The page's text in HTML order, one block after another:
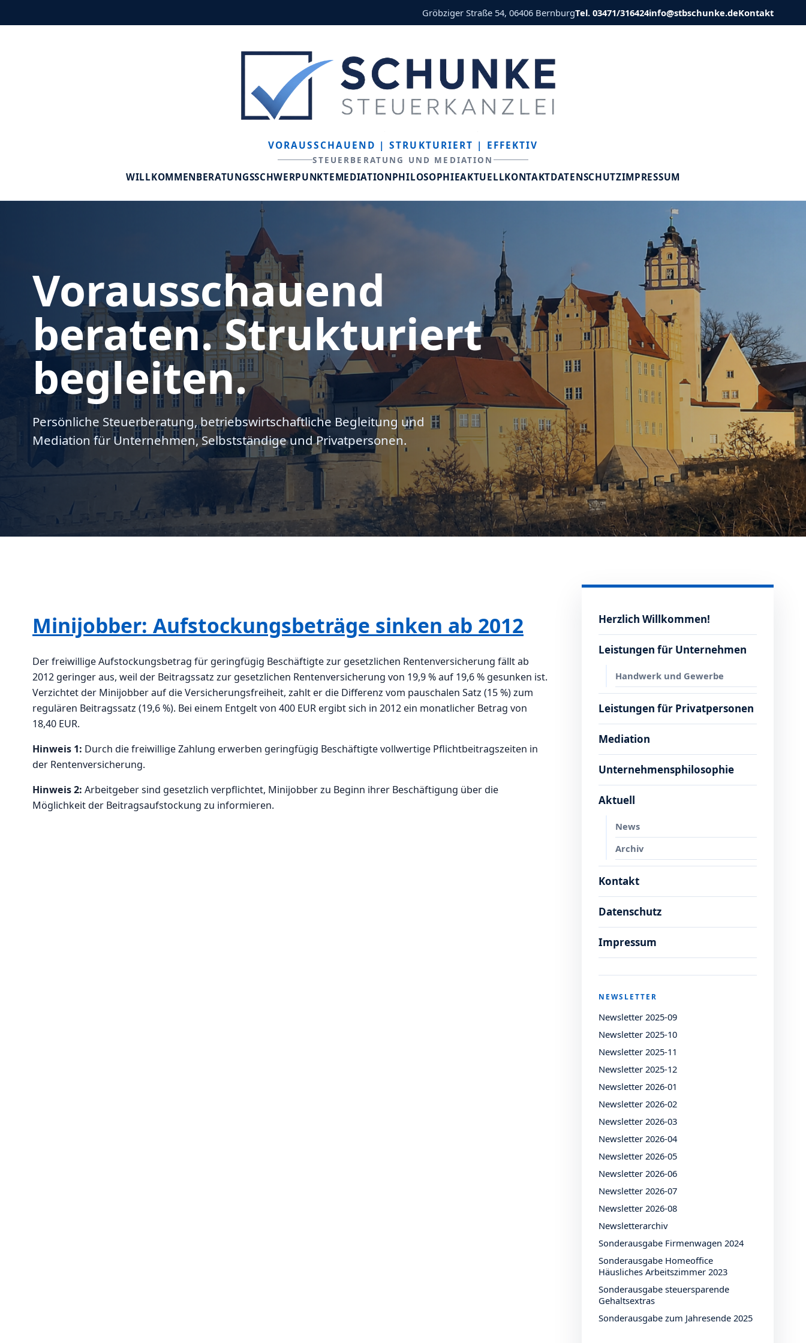
Gröbziger Straße 54, 06406 BernburgTel. 03471/316424info@stbschunke.deKontakt
VORAUSSCHAUEND | STRUKTURIERT | EFFEKTIV
STEUERBERATUNG UND MEDIATION
WILLKOMMENBERATUNGSSCHWERPUNKTEMEDIATIONPHILOSOPHIEAKTUELLKONTAKTDATENSCHUTZIMPRESSUM
Vorausschauend
beraten. Strukturiert
begleiten.
Persönliche Steuerberatung, betriebswirtschaftliche Begleitung und
Mediation für Unternehmen, Selbstständige und Privatpersonen.
Minijobber: Aufstockungsbeträge sinken ab 2012
Der freiwillige Aufstockungsbetrag für geringfügig Beschäftigte zur gesetzlichen Rentenversicherung fällt ab
2012 geringer aus, weil der Beitragssatz zur gesetzlichen Rentenversicherung von 19,9 % auf 19,6 % gesunken ist.
Verzichtet der Minijobber auf die Versicherungsfreiheit, zahlt er die Differenz vom pauschalen Satz (15 %) zum
regulären Beitragssatz (19,6 %). Bei einem Entgelt von 400 EUR ergibt sich in 2012 ein monatlicher Betrag von
18,40 EUR.
Hinweis 1: Durch die freiwillige Zahlung erwerben geringfügig Beschäftigte vollwertige Pflichtbeitragszeiten in
der Rentenversicherung.
Hinweis 2: Arbeitgeber sind gesetzlich verpflichtet, Minijobber zu Beginn ihrer Beschäftigung über die
Möglichkeit der Beitragsaufstockung zu informieren.
Herzlich Willkommen!
Leistungen für Unternehmen
Handwerk und Gewerbe
Leistungen für Privatpersonen
Mediation
Unternehmensphilosophie
Aktuell
News
Archiv
Kontakt
Datenschutz
Impressum
NEWSLETTER
Newsletter 2025-09
Newsletter 2025-10
Newsletter 2025-11
Newsletter 2025-12
Newsletter 2026-01
Newsletter 2026-02
Newsletter 2026-03
Newsletter 2026-04
Newsletter 2026-05
Newsletter 2026-06
Newsletter 2026-07
Newsletter 2026-08
Newsletterarchiv
Sonderausgabe Firmenwagen 2024
Sonderausgabe Homeoffice
Häusliches Arbeitszimmer 2023
Sonderausgabe steuersparende
Gehaltsextras
Sonderausgabe zum Jahresende 2025